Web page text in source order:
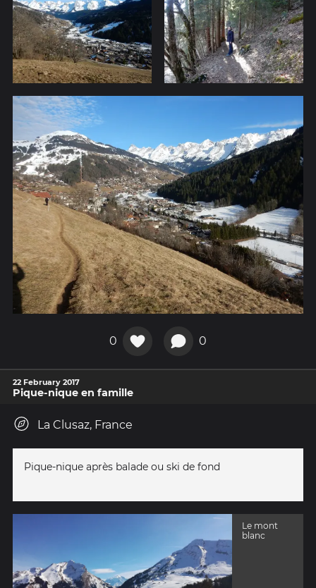
0 0
22 February 2017
Pique-nique en famille
La Clusaz, France
Pique-nique après balade ou ski de fond
Le mont
blanc